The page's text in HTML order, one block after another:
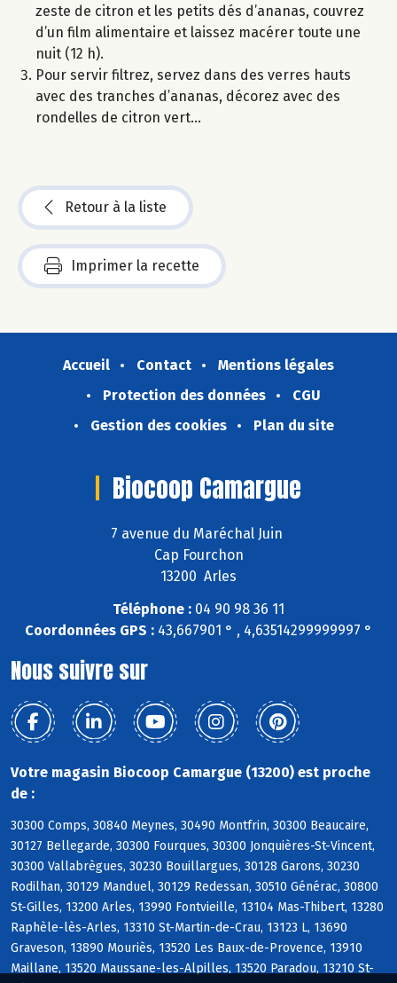
zeste de citron et les petits dés d’ananas, couvrez
d’un film alimentaire et laissez macérer toute une
nuit (12 h).
Pour servir filtrez, servez dans des verres hauts
avec des tranches d’ananas, décorez avec des
rondelles de citron vert…
Retour à la liste
Imprimer la recette
Accueil Contact
Mentions légales
Protection des données
CGU
Gestion des cookies
Plan du site
Biocoop Camargue
7 avenue du Maréchal Juin
Cap Fourchon
13200 Arles
Téléphone : 04 90 98 36 11
Coordonnées GPS : 43,667901 ° , 4,63514299999997 °
Nous suivre sur
Votre magasin Biocoop Camargue (13200) est proche
de :
30300 Comps, 30840 Meynes, 30490 Montfrin, 30300 Beaucaire,
30127 Bellegarde, 30300 Fourques, 30300 Jonquières-St-Vincent,
30300 Vallabrègues, 30230 Bouillargues, 30128 Garons, 30230
Rodilhan, 30129 Manduel, 30129 Redessan, 30510 Générac, 30800
St-Gilles, 13200 Arles, 13990 Fontvieille, 13104 Mas-Thibert, 13280
Raphèle-lès-Arles, 13310 St-Martin-de-Crau, 13123 L, 13690
Graveson, 13890 Mouriès, 13520 Les Baux-de-Provence, 13910
Maillane, 13520 Maussane-les-Alpilles, 13520 Paradou, 13210 St-